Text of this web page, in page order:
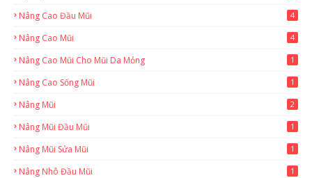
Nâng Cao Đầu Mũi 4
Nâng Cao Mũi 4
Nâng Cao Mũi Cho Mũi Da Mỏng 1
Nâng Cao Sống Mũi 1
Nâng Mũi 2
Nâng Mũi Đầu Mũi 1
Nâng Mũi Sửa Mũi 1
Nâng Nhô Đầu Mũi 1